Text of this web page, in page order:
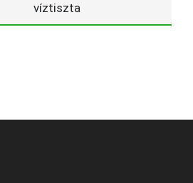
víztiszta